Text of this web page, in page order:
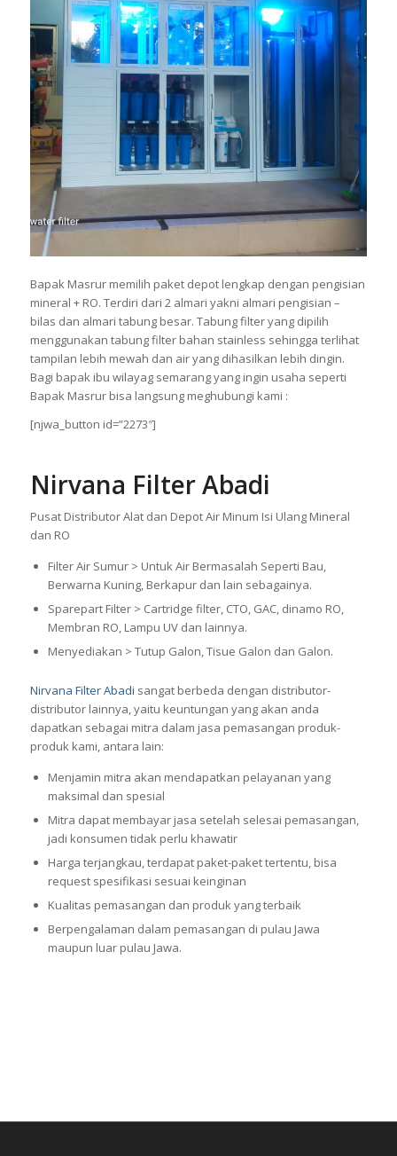
Bapak Masrur memilih paket depot lengkap dengan pengisian
mineral + RO. Terdiri dari 2 almari yakni almari pengisian –
bilas dan almari tabung besar. Tabung filter yang dipilih
menggunakan tabung filter bahan stainless sehingga terlihat
tampilan lebih mewah dan air yang dihasilkan lebih dingin.
Bagi bapak ibu wilayag semarang yang ingin usaha seperti
Bapak Masrur bisa langsung meghubungi kami :
[njwa_button id=”2273″]
Nirvana Filter Abadi
Pusat Distributor Alat dan Depot Air Minum Isi Ulang Mineral
dan RO
Filter Air Sumur > Untuk Air Bermasalah Seperti Bau,
Berwarna Kuning, Berkapur dan lain sebagainya.
Sparepart Filter > Cartridge filter, CTO, GAC, dinamo RO,
Membran RO, Lampu UV dan lainnya.
Menyediakan > Tutup Galon, Tisue Galon dan Galon.
Nirvana Filter Abadi sangat berbeda dengan distributor-
distributor lainnya, yaitu keuntungan yang akan anda
dapatkan sebagai mitra dalam jasa pemasangan produk-
produk kami, antara lain:
Menjamin mitra akan mendapatkan pelayanan yang
maksimal dan spesial
Mitra dapat membayar jasa setelah selesai pemasangan,
jadi konsumen tidak perlu khawatir
Harga terjangkau, terdapat paket-paket tertentu, bisa
request spesifikasi sesuai keinginan
Kualitas pemasangan dan produk yang terbaik
Berpengalaman dalam pemasangan di pulau Jawa
maupun luar pulau Jawa.